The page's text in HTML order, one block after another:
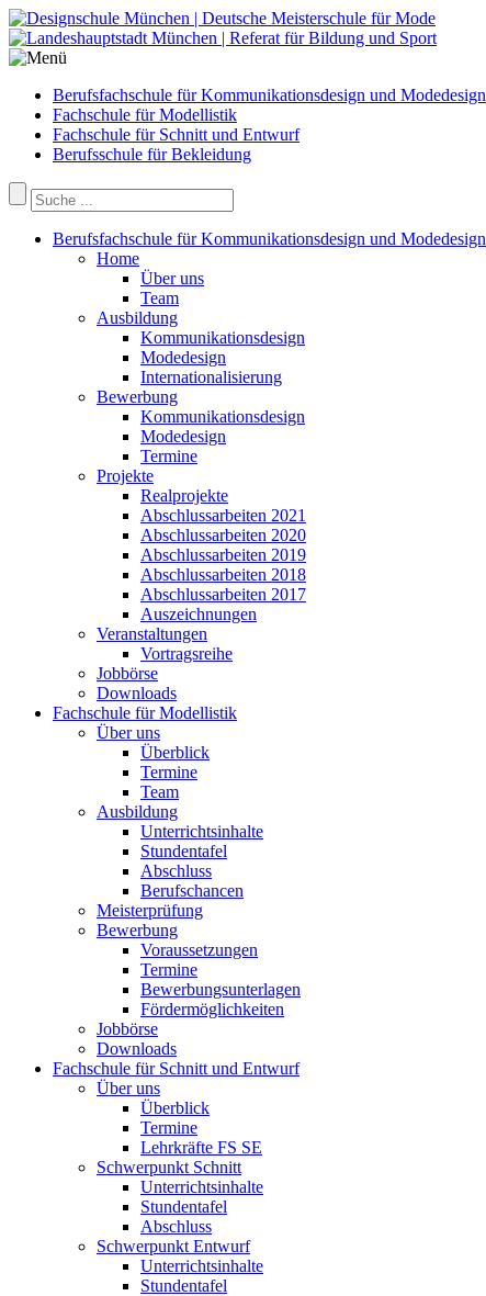
Berufsfachschule für Kommunikationsdesign und Modedesign
Fachschule für Modellistik
Fachschule für Schnitt und Entwurf
Berufsschule für Bekleidung
Berufsfachschule für Kommunikationsdesign und Modedesign
Home
Über uns
Team
Ausbildung
Kommunikationsdesign
Modedesign
Internationalisierung
Bewerbung
Kommunikationsdesign
Modedesign
Termine
Projekte
Realprojekte
Abschlussarbeiten 2021
Abschlussarbeiten 2020
Abschlussarbeiten 2019
Abschlussarbeiten 2018
Abschlussarbeiten 2017
Auszeichnungen
Veranstaltungen
Vortragsreihe
Jobbörse
Downloads
Fachschule für Modellistik
Über uns
Überblick
Termine
Team
Ausbildung
Unterrichtsinhalte
Stundentafel
Abschluss
Berufschancen
Meisterprüfung
Bewerbung
Voraussetzungen
Termine
Bewerbungsunterlagen
Fördermöglichkeiten
Jobbörse
Downloads
Fachschule für Schnitt und Entwurf
Über uns
Überblick
Termine
Lehrkräfte FS SE
Schwerpunkt Schnitt
Unterrichtsinhalte
Stundentafel
Abschluss
Schwerpunkt Entwurf
Unterrichtsinhalte
Stundentafel